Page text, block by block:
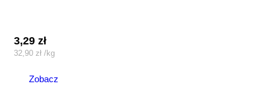
3,29zł
32,90 zł /kg
Zobacz